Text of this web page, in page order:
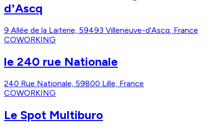
d'Ascq
9 Allée de la Laiterie, 59493 Villeneuve-d'Ascq, France
COWORKING
le 240 rue Nationale
240 Rue Nationale, 59800 Lille, France
COWORKING
Le Spot Multiburo